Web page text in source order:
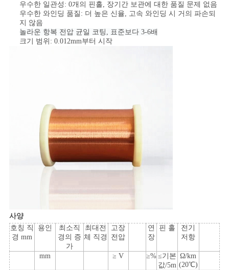
인
용
사
이
트
우수한 일관성: 0개의 핀홀, 장기간 보관에 대한 품질 문제 없음
우수한 와인딩 품질: 더 높은 신율, 고속 와인딩 시 거의 파손되
지 않음
놀라운 항복 전압 균일 코팅, 표준보다 3-6배
크기 범위: 0.012mm부터 시작
사양
호칭 직
경 mm
용인
최소직
경의 증
가
최대전
체 직경
고장
전압
연
장
핀 홀
전기
저항
mm ≥ V ≥% ≤기본
값/5m
Ω/km
(20℃)